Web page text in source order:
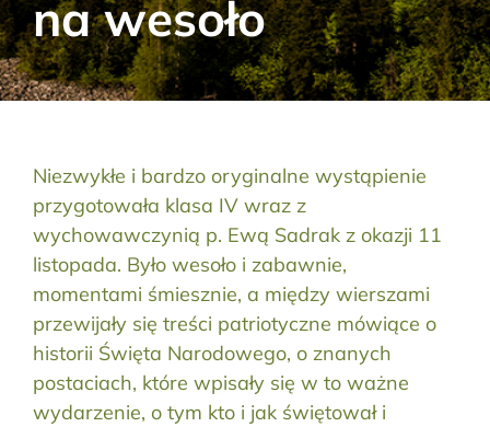
Aktualności
Kontakt
Szukaj:
na wesoło
Niezwykłe i bardzo oryginalne wystąpienie
przygotowała klasa IV wraz z
wychowawczynią p. Ewą Sadrak z okazji 11
listopada. Było wesoło i zabawnie,
momentami śmiesznie, a między wierszami
przewijały się treści patriotyczne mówiące o
historii Święta Narodowego, o znanych
postaciach, które wpisały się w to ważne
wydarzenie, o tym kto i jak świętował i